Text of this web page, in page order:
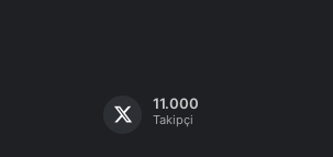
11.000
Takipçi